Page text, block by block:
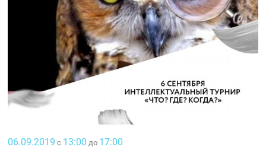
06.09.2019 с 13:00 до 17:00